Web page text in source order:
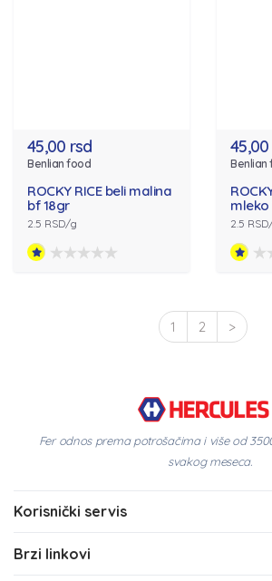
45,00 rsd
Benlian food
ROCKY RICE beli malina
bf 18gr
2.5 RSD/g
Benlian
mleko
2.5
1 2 >
Fer odnos prema potrošačima i više od
svakog meseca.
Korisnički servis
Brzi linkovi